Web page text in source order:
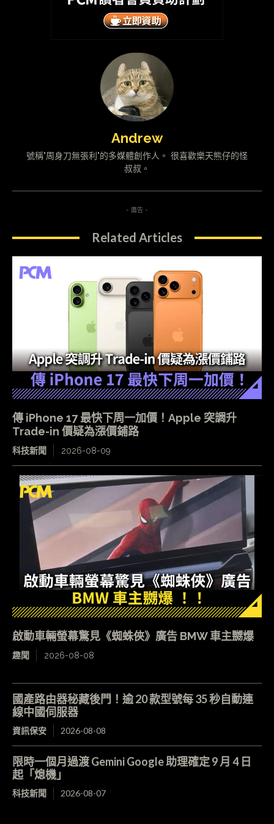
Andrew
號稱"周身刀無張利"的多媒體創作人。 很喜歡樂天熊仔的怪
叔叔。
- 廣告 -
Related Articles
傳 iPhone 17 最快下周一加價！Apple 突調升
Trade-in 價疑為漲價鋪路
科技新聞 2026-08-09
啟動車輛螢幕驚見《蜘蛛俠》廣告 BMW 車主嬲爆
趣聞 2026-08-08
國產路由器秘藏後門！逾 20 款型號每 35 秒自動連
線中國伺服器
資訊保安 2026-08-08
限時一個月過渡 Gemini Google 助理確定 9 月 4 日
起「熄機」
科技新聞 2026-08-07